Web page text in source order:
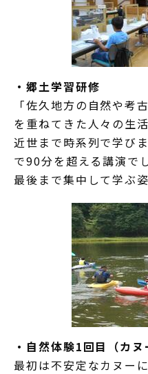
・郷土学習研修
「佐久地方の自然や考
を重ねてきた人々の生
近世まで時系列で学び
で90分を超える講演で
最後まで集中して学ぶ
・自然体験1回目（カヌ
最初は不安定なカヌー